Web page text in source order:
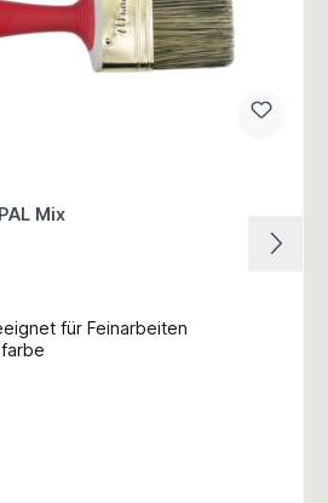
Mix
für Feinarbeiten